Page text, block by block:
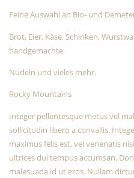
Feine Auswahl an Bio- und
Brot, Eier, Käse, Schinken,
handgemachte
Nudeln und vieles mehr.
Rocky Mountains
Integer pellentesque metus vel
sollicitudin libero a convallis.
maximus felis est, vel venenatis
ultrices dui tempus accumsan.
malesuada id ut eros. Nullam